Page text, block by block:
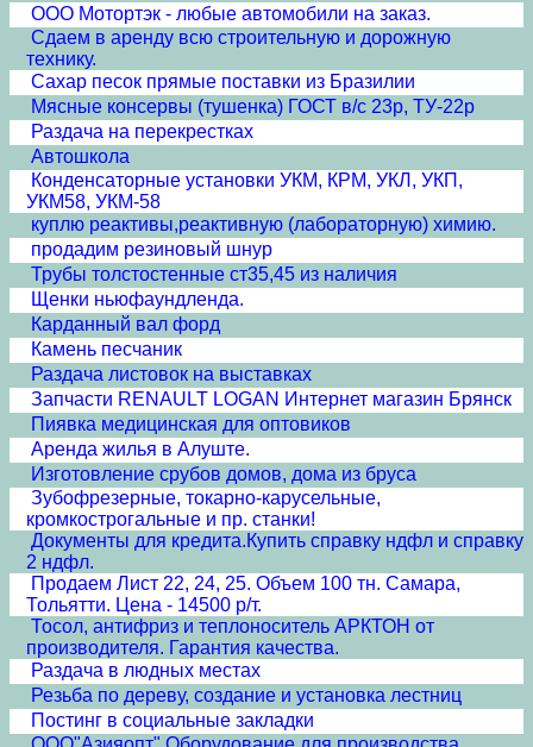
ООО Мотортэк - любые автомобили на заказ.
Сдаем в аренду всю строительную и дорожную
технику.
Сахар песок прямые поставки из Бразилии
Мясные консервы (тушенка) ГОСТ в/с 23р, ТУ-22р
Раздача на перекрестках
Автошкола
Конденсаторные установки УКМ, КРМ, УКЛ, УКП,
УКМ58, УКМ-58
куплю реактивы,реактивную (лабораторную) химию.
продадим резиновый шнур
Трубы толстостенные ст35,45 из наличия
Щенки ньюфаундленда.
Карданный вал форд
Камень песчаник
Раздача листовок на выставках
Запчасти RENAULT LOGAN Интернет магазин Брянск
Пиявка медицинская для оптовиков
Аренда жилья в Алуште.
Изготовление срубов домов, дома из бруса
Зубофрезерные, токарно-карусельные,
кромкострогальные и пр. станки!
Документы для кредита.Купить справку ндфл и справку
2 ндфл.
Продаем Лист 22, 24, 25. Объем 100 тн. Самара,
Тольятти. Цена - 14500 р/т.
Тосол, антифриз и теплоноситель АРКТОН от
производителя. Гарантия качества.
Раздача в людных местах
Резьба по дереву, создание и установка лестниц
Постинг в социальные закладки